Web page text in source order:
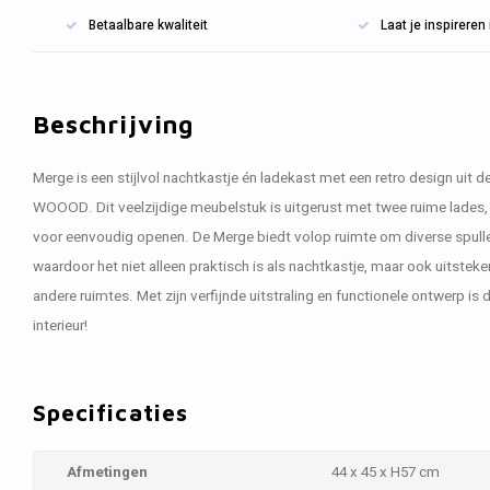
Betaalbare kwaliteit Laat je
Beschrijving
Merge is een stijlvol nachtkastje én ladekast met een retro design uit
WOOOD. Dit veelzijdige meubelstuk is uitgerust met twee ruime
voor eenvoudig openen. De Merge biedt volop ruimte om diverse
waardoor het niet alleen praktisch is als nachtkastje, maar ook
andere ruimtes. Met zijn verfijnde uitstraling en functionele ontwerp is
interieur!
Specificaties
Afmetingen 44 x 45 x H57 cm